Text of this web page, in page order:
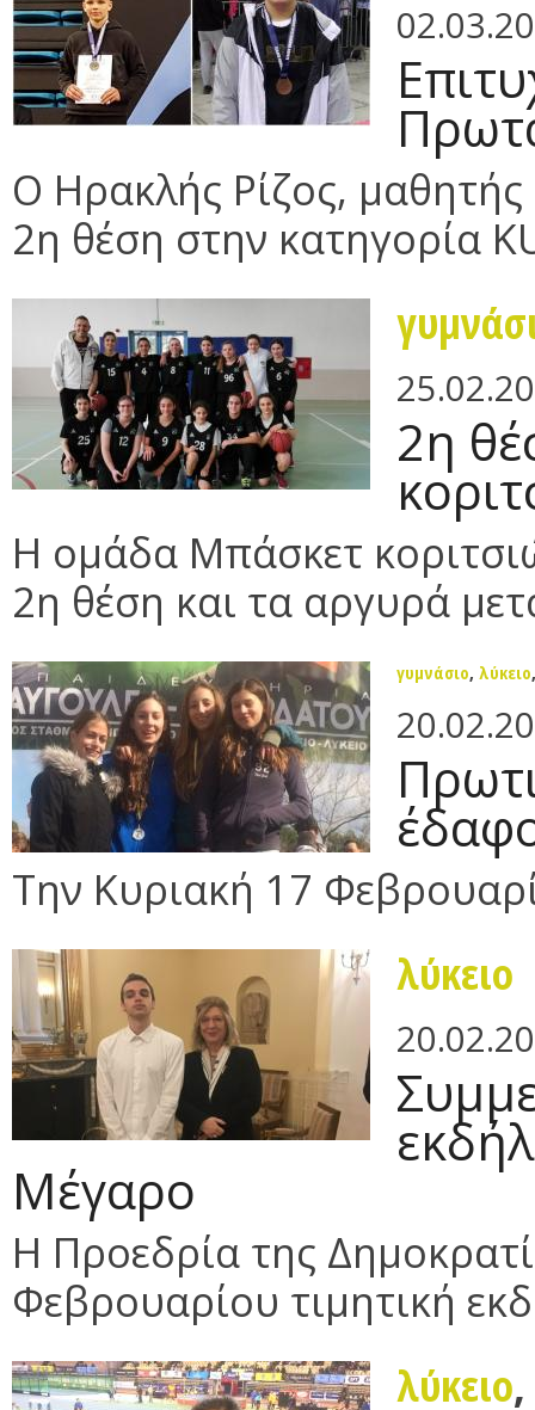
O Ηρακλής Ρίζος, μαθητής
2η θέση στην κατηγορία
2η
Η ομάδα Μπάσκετ
2η θέση και τα αργυρά
γυμνάσιο, λύκειο
Την Κυριακή 17
λύκειο
Μέγαρο
Η Προεδρία της
Φεβρουαρίου τιμητική
λύκειο,